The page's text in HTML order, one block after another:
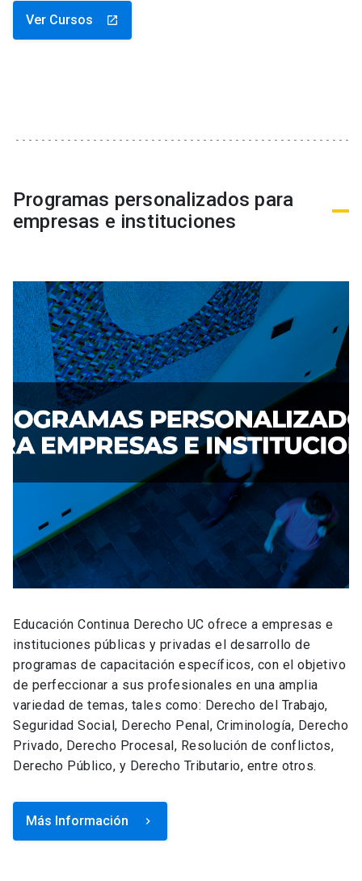
Ver Cursos launch
Programas personalizados para
empresas e instituciones
Educación Continua Derecho UC ofrece a empresas e
instituciones públicas y privadas el desarrollo de
programas de capacitación específicos, con el objetivo
de perfeccionar a sus profesionales en una amplia
variedad de temas, tales como: Derecho del Trabajo,
Seguridad Social, Derecho Penal, Criminología, Derecho
Privado, Derecho Procesal, Resolución de conflictos,
Derecho Público, y Derecho Tributario, entre otros.
Más Información keyboard_arrow_right